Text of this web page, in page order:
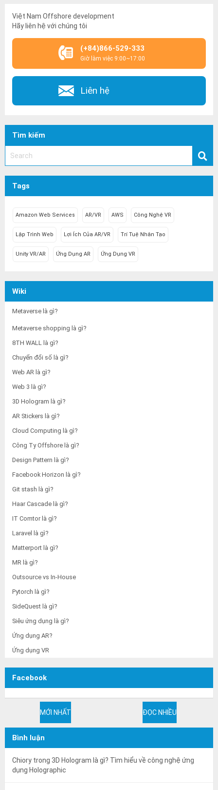
Việt Nam Offshore development
Hãy liên hệ với chúng tôi
(+84)866-529-333
Giờ làm việc 9:00~17:00
Liên hệ
Tìm kiếm
Tags
Amazon Web Services AR/VR AWS Công Nghệ VR
Lập Trình Web Lợi Ích Của AR/VR Trí Tuệ Nhân Tạo
Unity VR/AR Ứng Dụng AR Ứng Dụng VR
Wiki
Metaverse là gì?
Metaverse shopping là gì?
8TH WALL là gì?
Chuyển đổi số là gì?
Web AR là gì?
Web 3 là gì?
3D Hologram là gì?
AR Stickers là gì?
Cloud Computing là gì?
Công Ty Offshore là gì?
Design Pattern là gì?
Facebook Horizon là gì?
Git stash là gì?
Haar Cascade là gì?
IT Comtor là gì?
Laravel là gì?
Matterport là gì?
MR là gì?
Outsource vs In-House
Pytorch là gì?
SideQuest là gì?
Siêu ứng dụng là gì?
Ứng dụng AR?
Ứng dụng VR
Facebook
MỚI NHẤT ĐỌC NHIỀU
Bình luận
Chiory trong 3D Hologram là gì? Tìm hiểu về công nghệ ứng
dụng Holographic